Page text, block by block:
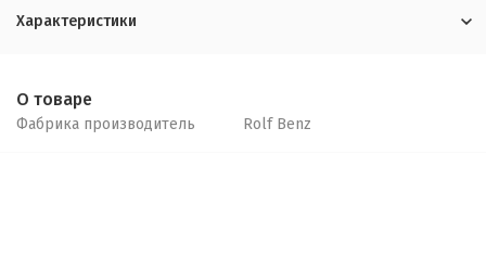
Характеристики
О товаре
Фабрика производитель Rolf Benz